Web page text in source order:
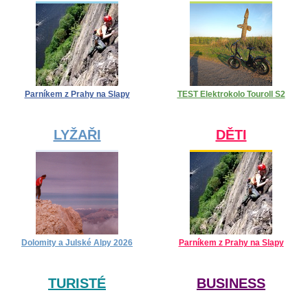
Parníkem z Prahy na Slapy TEST Elektrokolo Touroll S2
LYŽAŘI
Dolomity a Julské Alpy 2026
DĚTI
Parníkem z Prahy na Slapy
TURISTÉ BUSINESS